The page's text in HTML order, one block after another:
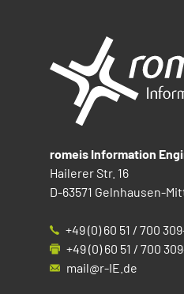
romeis Information
Hailerer Str. 16
D-63571 Gelnhausen-
+49 (0) 60 51 / 700
+49 (0) 60 51 / 700
mail@r-IE.de